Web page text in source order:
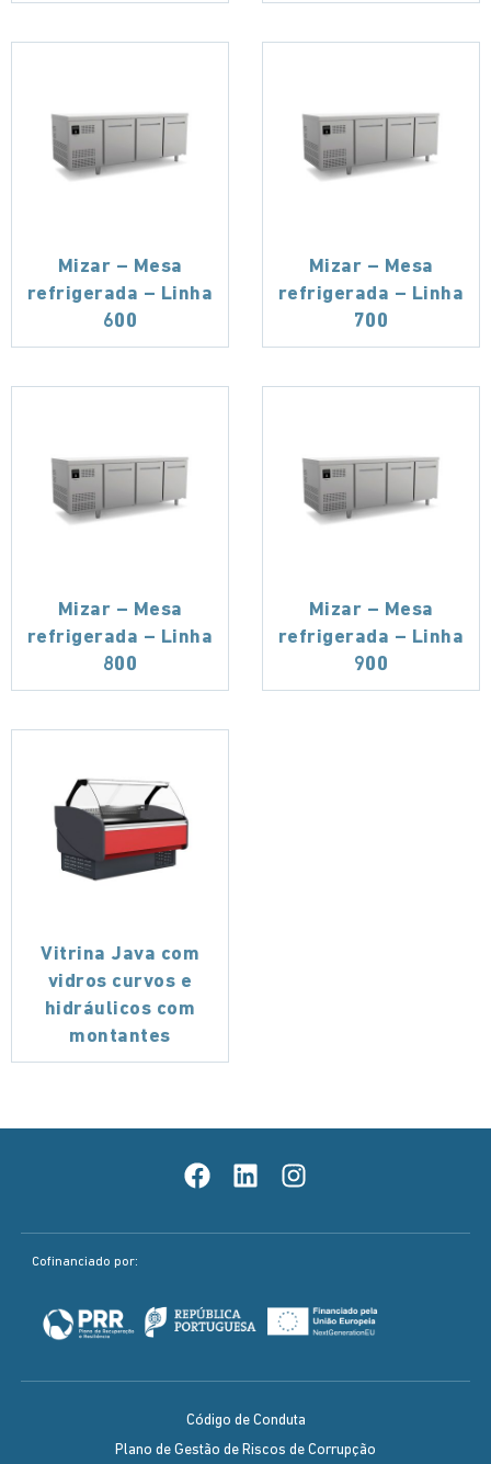
Mizar – Mesa
refrigerada – Linha
600
Mizar – Mesa
refrigerada – Linha
700
Mizar – Mesa
refrigerada – Linha
800
Mizar – Mesa
refrigerada – Linha
900
Vitrina Java com
vidros curvos e
hidráulicos com
montantes
Cofinanciado por:
Código de Conduta
Plano de Gestão de Riscos de Corrupção